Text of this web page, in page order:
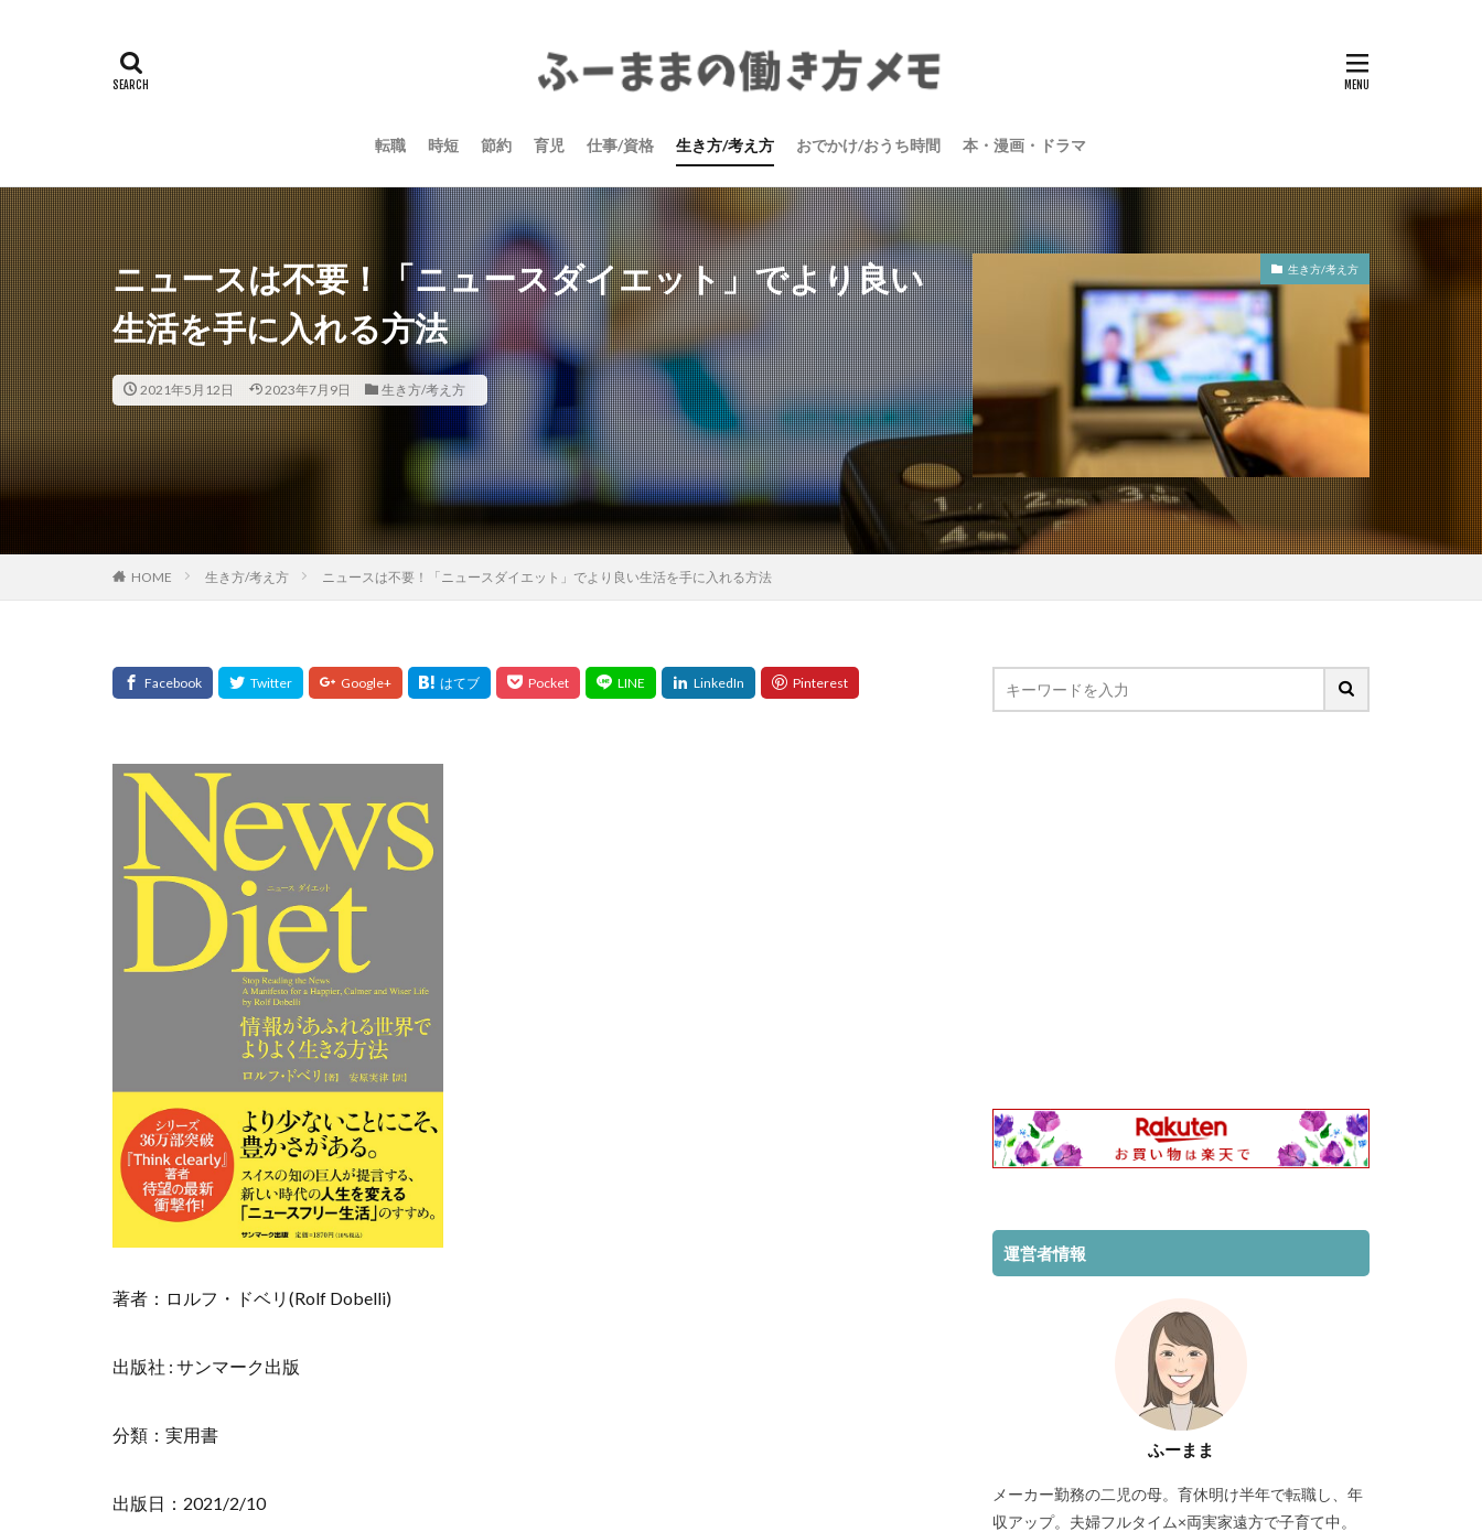
転職 時短 節約 育児 仕事/資格 生き方/考え方 おでかけ/おうち時間 本・漫画・ドラマ
ニュースは不要！「ニュースダイエット」でより良い
生活を手に入れる方法
2021年5月12日 2023年7月9日 生き方/考え方
生き方/考え方
HOME 生き方/考え方 ニュースは不要！「ニュースダイエット」でより良い生活を手に入れる方法
著者：ロルフ・ドベリ(Rolf Dobelli)
出版社 : サンマーク出版
分類：実用書
出版日：2021/2/10
運営者情報
ふーまま
メーカー勤務の二児の母。育休明け半年で転職し、年
収アップ。夫婦フルタイム×両実家遠方で子育て中。